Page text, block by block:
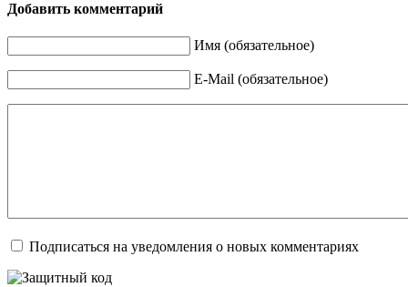
Добавить комментарий
Имя (обязательное)
E-Mail (обязательное)
Подписаться на уведомления о новых комментариях